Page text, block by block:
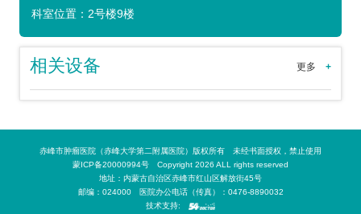
科室位置： 2号楼9楼
更多+
相关设备
赤峰市肿瘤医院（赤峰大学第二附属医院）版权所有 未经书面授权，禁止使用
蒙ICP备20000994号 Copyright 2026 ALL rights reserved
地址：内蒙古自治区赤峰市红山区解放街45号
邮编：024000 医院办公电话（传真）：0476-8890032
技术支持: